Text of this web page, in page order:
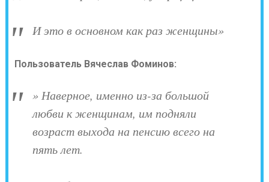
И это в основном как раз женщины»
Пользователь Вячеслав Фоминов:
» Наверное, именно из-за большой
любви к женщинам, им подняли
возраст выхода на пенсию всего на
пять лет.